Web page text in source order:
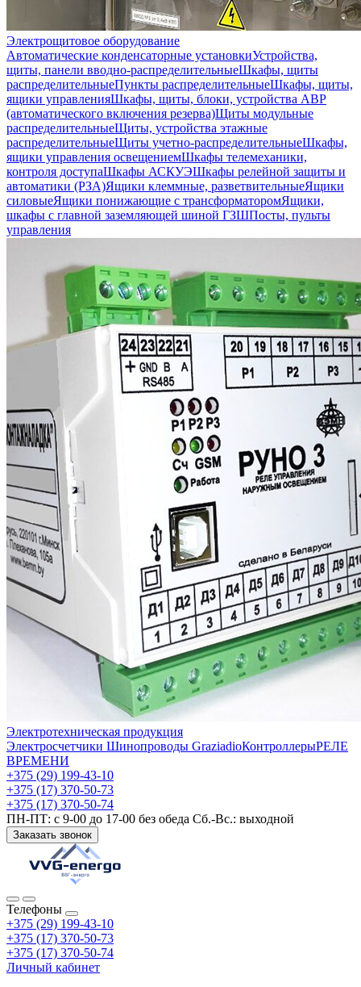
Электрощитовое оборудование
Автоматические конденсаторные установкиУстройства,
щиты, панели вводно-распределительныеШкафы, щиты
распределительныеПункты распределительныеШкафы, щиты,
ящики управленияШкафы, щиты, блоки, устройства АВР
(автоматического включения резерва)Щиты модульные
распределительныеЩиты, устройства этажные
распределительныеЩиты учетно-распределительныеШкафы,
ящики управления освещениемШкафы телемеханики,
контроля доступаШкафы АСКУЭШкафы релейной защиты и
автоматики (РЗА)Ящики клеммные, разветвительныеЯщики
силовыеЯщики понижающие с трансформаторомЯщики,
шкафы с главной заземляющей шиной ГЗШПосты, пульты
управления
Электротехническая продукция
Электросчетчики Шинопроводы GraziadioКонтроллерыРЕЛЕ
ВРЕМЕНИ
+375 (29) 199-43-10
+375 (17) 370-50-73
+375 (17) 370-50-74
ПН-ПТ: с 9-00 до 17-00 без обеда Сб.-Вс.: выходной
Заказать звонок
Телефоны
+375 (29) 199-43-10
+375 (17) 370-50-73
+375 (17) 370-50-74
Личный кабинет